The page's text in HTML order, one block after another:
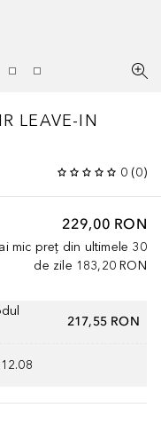
LEAVE-IN
0 (0)
229,00 RON
mic preț din ultimele 30
de zile 183,20 RON
217,55 RON